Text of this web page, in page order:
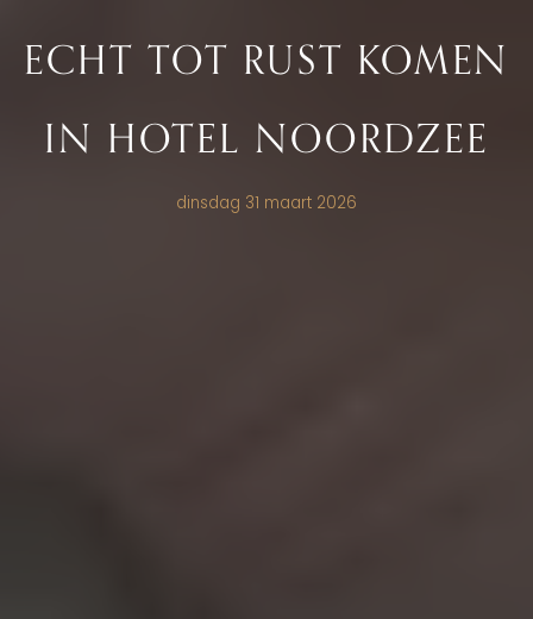
ECHT TOT RUST KOMEN
IN HOTEL NOORDZEE
dinsdag 31 maart 2026